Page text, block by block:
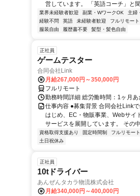
営しています。 「英語コーチ」と
業界未経験者歓迎 副業・WワークOK 主婦
経験不問
英語 未経験者歓迎 フルリモート
服装自由
履歴書不要 髪型・髪色自由
正社員
ゲームテスター
合同会社Link
月給267,000円～350,000円
フルリモート
勤務時間詳細 総労働時間：1ヶ月
仕事内容 ●募集背景 合同会社Link
はじめ、EC・物販事業、Webサイ
サービスを展開しています。 その
資格取得支援あり 固定時間制 フルリモート
土日祝休み
正社員
10tドライバー
あんぜんタカラ物流株式会社
月給340,000円～400,000円